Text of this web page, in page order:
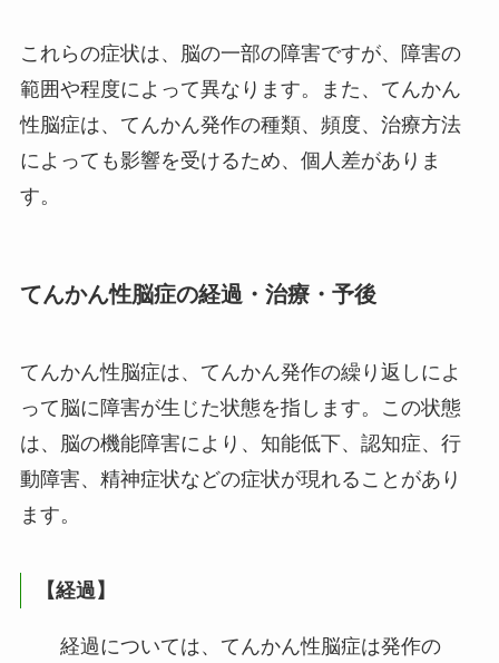
これらの症状は、脳の一部の障害ですが、障害の
範囲や程度によって異なります。また、てんかん
性脳症は、てんかん発作の種類、頻度、治療方法
によっても影響を受けるため、個人差がありま
す。
てんかん性脳症の経過・治療・予後
てんかん性脳症は、てんかん発作の繰り返しによ
って脳に障害が生じた状態を指します。この状態
は、脳の機能障害により、知能低下、認知症、行
動障害、精神症状などの症状が現れることがあり
ます。
【経過】
経過については、てんかん性脳症は発作の